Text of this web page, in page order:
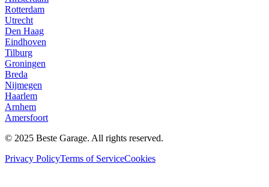
Rotterdam
Utrecht
Den Haag
Eindhoven
Tilburg
Groningen
Breda
Nijmegen
Haarlem
Arnhem
Amersfoort
© 2025 Beste Garage. All rights reserved.
Privacy PolicyTerms of ServiceCookies